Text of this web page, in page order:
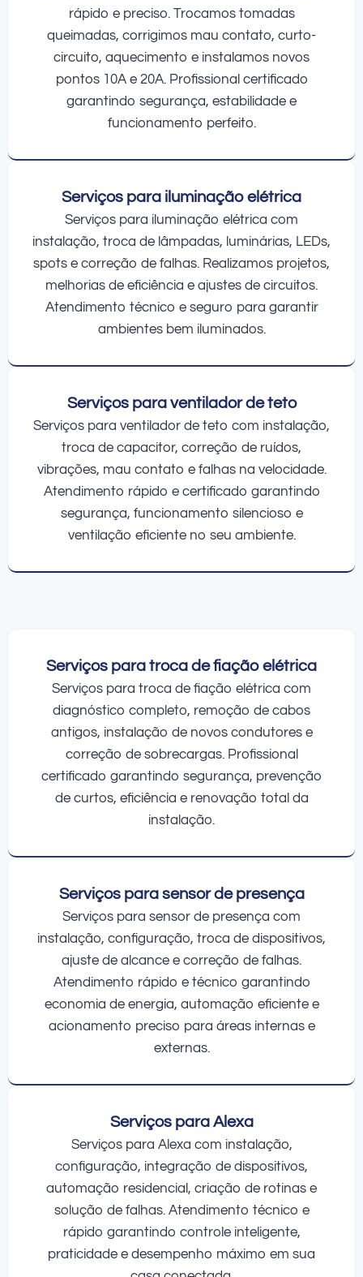
rápido e preciso. Trocamos tomadas
queimadas, corrigimos mau contato, curto-
circuito, aquecimento e instalamos novos
pontos 10A e 20A. Profissional certificado
garantindo segurança, estabilidade e
funcionamento perfeito.
Serviços para iluminação elétrica
Serviços para iluminação elétrica com
instalação, troca de lâmpadas, luminárias, LEDs,
spots e correção de falhas. Realizamos projetos,
melhorias de eficiência e ajustes de circuitos.
Atendimento técnico e seguro para garantir
ambientes bem iluminados.
Serviços para ventilador de teto
Serviços para ventilador de teto com instalação,
troca de capacitor, correção de ruídos,
vibrações, mau contato e falhas na velocidade.
Atendimento rápido e certificado garantindo
segurança, funcionamento silencioso e
ventilação eficiente no seu ambiente.
Serviços para troca de fiação elétrica
Serviços para troca de fiação elétrica com
diagnóstico completo, remoção de cabos
antigos, instalação de novos condutores e
correção de sobrecargas. Profissional
certificado garantindo segurança, prevenção
de curtos, eficiência e renovação total da
instalação.
Serviços para sensor de presença
Serviços para sensor de presença com
instalação, configuração, troca de dispositivos,
ajuste de alcance e correção de falhas.
Atendimento rápido e técnico garantindo
economia de energia, automação eficiente e
acionamento preciso para áreas internas e
externas.
Serviços para Alexa
Serviços para Alexa com instalação,
configuração, integração de dispositivos,
automação residencial, criação de rotinas e
solução de falhas. Atendimento técnico e
rápido garantindo controle inteligente,
praticidade e desempenho máximo em sua